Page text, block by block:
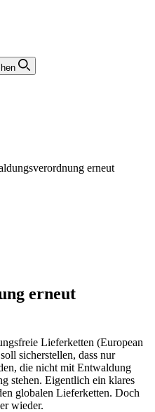
erneut
erneut
Lieferketten (European
sicherstellen, dass nur
die nicht mit Entwaldung
stehen. Eigentlich ein klares
globalen Lieferketten. Doch
wieder.